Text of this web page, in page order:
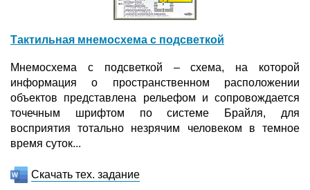
Тактильная мнемосхема с подсветкой
Мнемосхема с подсветкой – схема, на которой
информация о пространственном расположении
объектов представлена рельефом и сопровождается
точечным шрифтом по системе Брайля, для
восприятия тотально незрячим человеком в темное
время суток...
Скачать тех. задание